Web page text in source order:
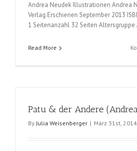
Andrea Neudek Illustrationen Andrea
Verlag Erschienen September 2013
1 Seitenanzahl 32 Seiten
Read More
Patu & der Andere
ByJulia Weisenberger | März 31st, 2014